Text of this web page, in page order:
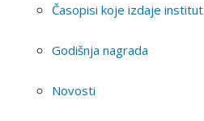
Časopisi koje izdaje institut
Godišnja nagrada
Novosti